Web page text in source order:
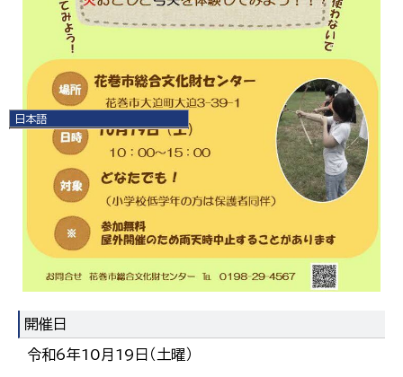
日本語
简体中文
開催日
令和6年10月19日（土曜）